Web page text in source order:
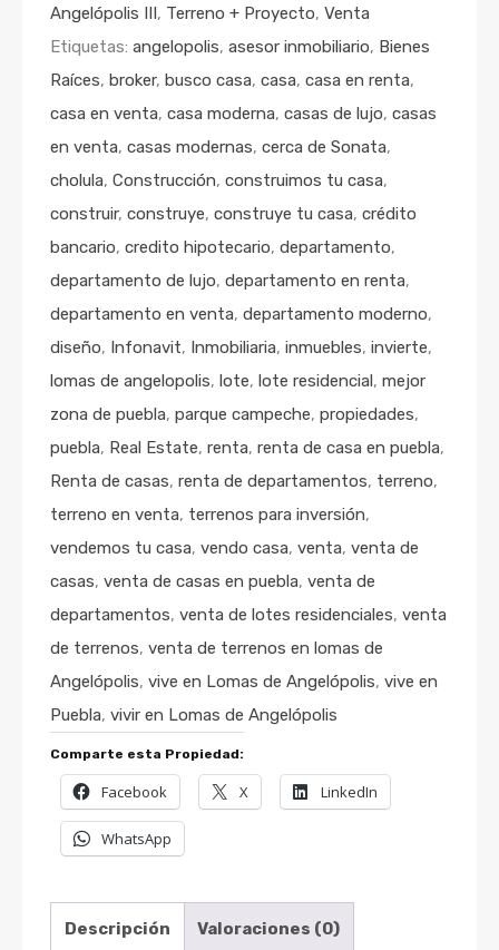
Angelópolis III, Terreno + Proyecto, Venta
Etiquetas: angelopolis, asesor inmobiliario, Bienes
Raíces, broker, busco casa, casa, casa en renta,
casa en venta, casa moderna, casas de lujo, casas
en venta, casas modernas, cerca de Sonata,
cholula, Construcción, construimos tu casa,
construir, construye, construye tu casa, crédito
bancario, credito hipotecario, departamento,
departamento de lujo, departamento en renta,
departamento en venta, departamento moderno,
diseño, Infonavit, Inmobiliaria, inmuebles, invierte,
lomas de angelopolis, lote, lote residencial, mejor
zona de puebla, parque campeche, propiedades,
puebla, Real Estate, renta, renta de casa en puebla,
Renta de casas, renta de departamentos, terreno,
terreno en venta, terrenos para inversión,
vendemos tu casa, vendo casa, venta, venta de
casas, venta de casas en puebla, venta de
departamentos, venta de lotes residenciales, venta
de terrenos, venta de terrenos en lomas de
Angelópolis, vive en Lomas de Angelópolis, vive en
Puebla, vivir en Lomas de Angelópolis
Comparte esta Propiedad:
Facebook X LinkedIn
WhatsApp
Descripción Valoraciones (0)